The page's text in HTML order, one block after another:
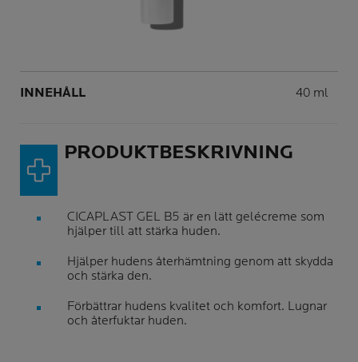
INNEHÅLL Volume
40 ml
PRODUKTBESKRIVNING
CICAPLAST GEL B5 är en lätt gelécreme som
hjälper till att stärka huden.
Hjälper hudens återhämtning genom att skydda
och stärka den.
Förbättrar hudens kvalitet och komfort. Lugnar
och återfuktar huden.